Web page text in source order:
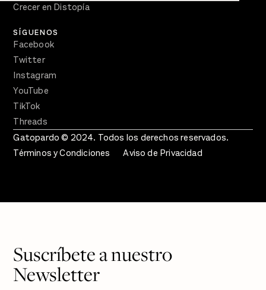
Crecer en Distopía
SÍGUENOS
Facebook
Twitter
Instagram
YouTube
TikTok
Threads
Gatopardo © 2024. Todos los derechos reservados.
Términos y Condiciones
Aviso de Privacidad
Suscríbete a nuestro
Newsletter